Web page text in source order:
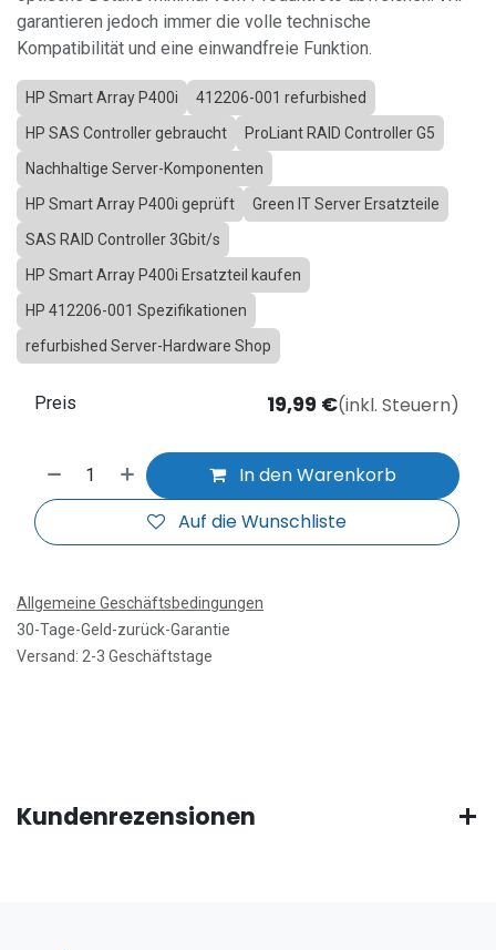
garantieren jedoch immer die volle technische
Kompatibilität und eine einwandfreie Funktion.
HP Smart Array P400i
412206-001 refurbished
HP SAS Controller gebraucht
ProLiant RAID Controller G5
Nachhaltige Server-Komponenten
HP Smart Array P400i geprüft
Green IT Server Ersatzteile
SAS RAID Controller 3Gbit/s
HP Smart Array P400i Ersatzteil kaufen
HP 412206-001 Spezifikationen
refurbished Server-Hardware Shop
In den Warenkorb
Auf die Wunschliste
Preis 19,99 €(inkl. Steuern)
Allgemeine Geschäftsbedingungen
30-Tage-Geld-zurück-Garantie
Versand: 2-3 Geschäftstage
Kundenrezensionen